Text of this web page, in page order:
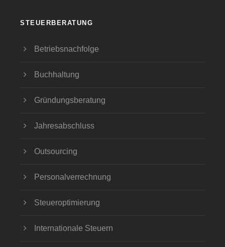
STEUERBERATUNG
Betriebsnachfolge
Buchhaltung
Gründungsberatung
Jahresabschluss
Outsourcing
Personalverrechnung
Steueroptimierung
Internationale Steuern